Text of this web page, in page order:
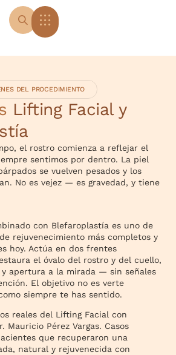
DEL PROCEDIMIENTO
Lifting Facial y
el rostro comienza a reflejar el
sentimos por dentro. La piel
se vuelven pesados y los
No es vejez — es gravedad, y tiene
con Blefaroplastía es uno de
rejuvenecimiento más completos y
hoy. Actúa en dos frentes
el óvalo del rostro y del cuello,
apertura a la mirada — sin señales
El objetivo no es verte
siempre te has sentido.
reales del Lifting Facial con
Mauricio Pérez Vargas. Casos
que recuperaron una
natural y rejuvenecida con